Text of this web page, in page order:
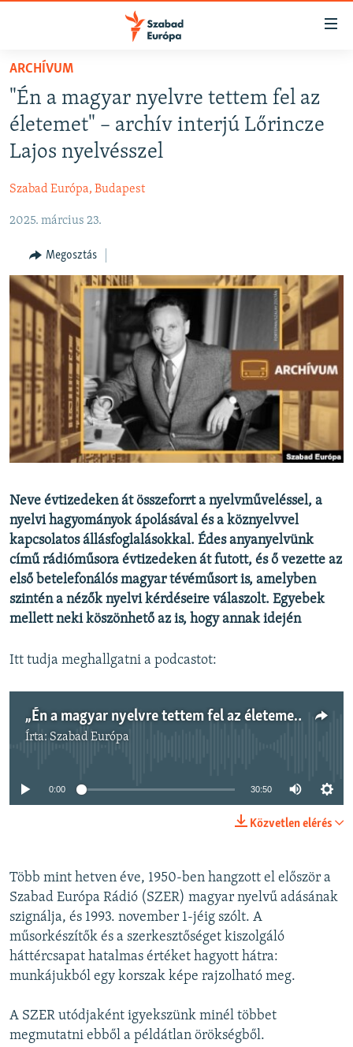
Akadálymentes
Ugrás
oldalra
Ugrás
tartalomjegyzékre
NAPIRENDEN
AKTUÁLIS
PODCASTOK
ELEMZŐ
NER15
SZABADON
TÁRSADALOM
DEMOKRÁCIA
A PÉNZ NYOMÁBAN
EURÓPAI UNIÓ
VILÁG
KLÍMAVÁLTOZÁS
A MÚLT TANULSÁGAI
KÖVESSEN MINKET!
Valamennyi RFE/RL weboldal
ARCHÍVUM
"Én a magyar nyelvre tettem fel az
életemet" – archív interjú Lőrincze
Lajos nyelvésszel
Szabad Európa, Budapest
2025. március 23.
Megosztás
Neve évtizedeken át összeforrt a nyelvműveléssel, a
nyelvi hagyományok ápolásával és a köznyelvvel
kapcsolatos állásfoglalásokkal. Édes anyanyelvünk
című rádióműsora évtizedeken át futott, és ő vezette az
első betelefonálós magyar tévéműsort is, amelyben
szintén a nézők nyelvi kérdéseire válaszolt. Egyebek
mellett neki köszönhető az is, hogy annak idején
Itt tudja meghallgatni a podcastot:
„Én a magyar nyelvre tettem fel az életemet” – archív interjú Lőrincze Lajos nyelvésszel
Írta: Szabad Európa
Jelenleg nincs elérhető tartalom
0:00 30:50
Közvetlen elérés
Több mint hetven éve, 1950-ben hangzott el először a
Szabad Európa Rádió (SZER) magyar nyelvű adásának
szignálja, és 1993. november 1-jéig szólt. A
műsorkészítők és a szerkesztőséget kiszolgáló
háttércsapat hatalmas értéket hagyott hátra:
munkájukból egy korszak képe rajzolható meg.
A SZER utódjaként igyekszünk minél többet
megmutatni ebből a példátlan örökségből.
FELIRATKOZÁS
Spotify